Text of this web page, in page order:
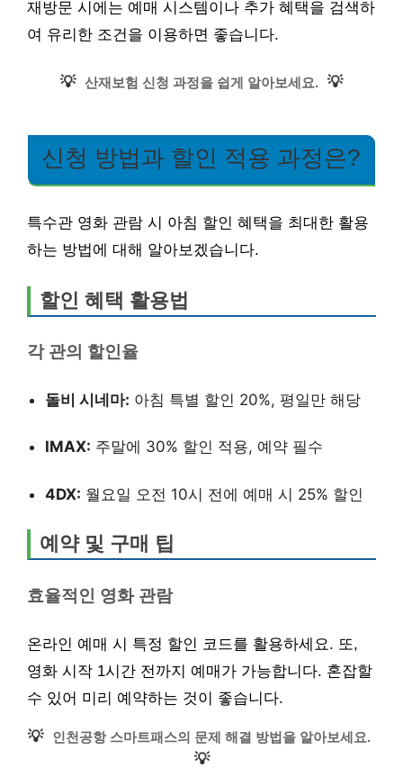
재방문 시에는 예매 시스템이나 추가 혜택을 검색하
여 유리한 조건을 이용하면 좋습니다.
💡 산재보험 신청 과정을 쉽게 알아보세요. 💡
신청 방법과 할인 적용 과정은?
특수관 영화 관람 시 아침 할인 혜택을 최대한 활용
하는 방법에 대해 알아보겠습니다.
할인 혜택 활용법
각 관의 할인율
돌비 시네마: 아침 특별 할인 20%, 평일만 해당
IMAX: 주말에 30% 할인 적용, 예약 필수
4DX: 월요일 오전 10시 전에 예매 시 25% 할인
예약 및 구매 팁
효율적인 영화 관람
온라인 예매 시 특정 할인 코드를 활용하세요. 또,
영화 시작 1시간 전까지 예매가 가능합니다. 혼잡할
수 있어 미리 예약하는 것이 좋습니다.
💡 인천공항 스마트패스의 문제 해결 방법을 알아보세요.
💡